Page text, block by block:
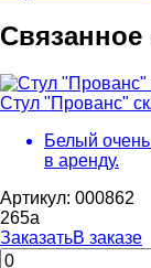
Стул "Прованс"
Белый
в аренду.
Артикул: 000862
265a
ЗаказатьВ заказе